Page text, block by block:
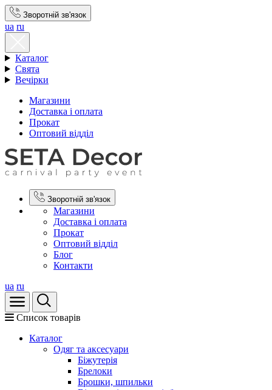
Зворотній зв'язок
ua ru
Каталог
Свята
Вечірки
Магазини
Доставка і оплата
Прокат
Оптовий відділ
Зворотній зв'язок
Магазини
Доставка і оплата
Прокат
Оптовий відділ
Блог
Контакти
ua ru
Список товарів
Каталог
Oдяг та аксесуари
Біжутерія
Брелоки
Брошки, шпильки